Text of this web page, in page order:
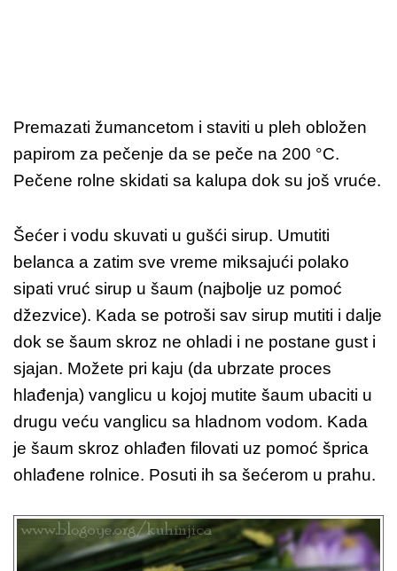
Premazati žumancetom i staviti u pleh obložen
papirom za pečenje da se peče na 200 °C.
Pečene rolne skidati sa kalupa dok su još vruće.
Šećer i vodu skuvati u gušći sirup. Umutiti
belanca a zatim sve vreme miksajući polako
sipati vruć sirup u šaum (najbolje uz pomoć
džezvice). Kada se potroši sav sirup mutiti i dalje
dok se šaum skroz ne ohladi i ne postane gust i
sjajan. Možete pri kaju (da ubrzate proces
hlađenja) vanglicu u kojoj mutite šaum ubaciti u
drugu veću vanglicu sa hladnom vodom. Kada
je šaum skroz ohlađen filovati uz pomoć šprica
ohlađene rolnice. Posuti ih sa šećerom u prahu.